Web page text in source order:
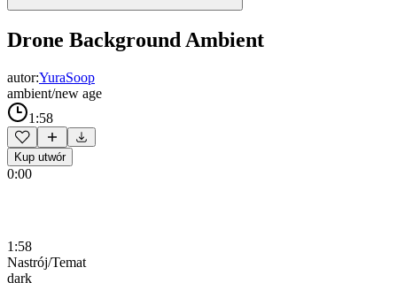
Drone Background Ambient
autor:YuraSoop
ambient/new age
1:58
Kup utwór
0:00
1:58
Nastrój/Temat
dark